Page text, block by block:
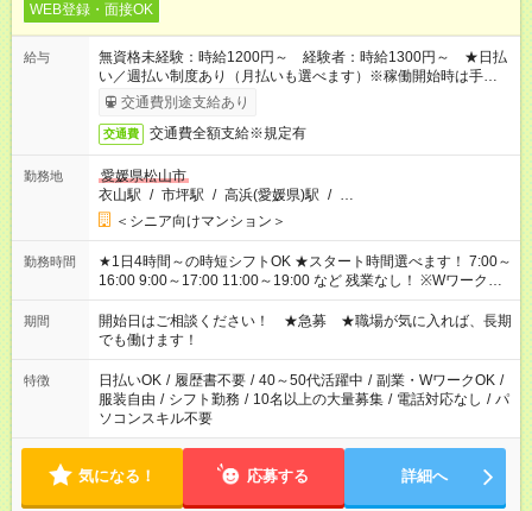
WEB登録・面接OK
給与
無資格未経験：時給1200円～ 経験者：時給1300円～ ★日払
い／週払い制度あり（月払いも選べます）※稼働開始時は手続き
完了次第のお支払いとなります。
交通費別途支給あり
交通費 交通費全額支給※規定有
勤務地
愛媛県松山市
衣山駅 / 市坪駅 / 高浜(愛媛県)駅 / …
＜シニア向けマンション＞
勤務時間
★1日4時間～の時短シフトOK ★スタート時間選べます！ 7:00～
16:00 9:00～17:00 11:00～19:00 など 残業なし！ ※Wワークの
場合、他のお仕事と合わせ週40時間超の就業はご案内できませ
ん ※法令に基づき、週20時間以上勤務は社会保険への加入対象
となります ※労働者派遣法（日雇い派遣の原則禁止）により、
短時間・短期間の就業はご案内が難しい場合があります
期間
開始日はご相談ください！ ★急募 ★職場が気に入れば、長期
でも働けます！
特徴 日払いOK / 履歴書不要 / 40～50代活躍中 / 副業・WワークOK /
服装自由 / シフト勤務 / 10名以上の大量募集 / 電話対応なし / パ
ソコンスキル不要
気になる！ 応募する 詳細へ